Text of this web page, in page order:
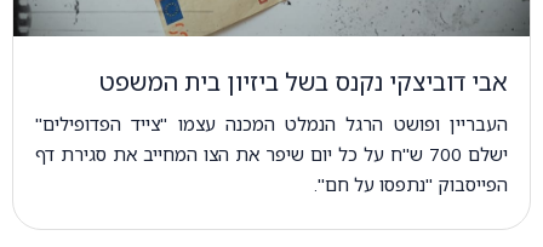
אבי דוביצקי נקנס בשל ביזיון בית המשפט
העבריין ופושט הרגל הנמלט המכנה עצמו "צייד הפדופילים"
ישלם 700 ש"ח על כל יום שיפר את הצו המחייב את סגירת דף
הפייסבוק "נתפסו על חם".